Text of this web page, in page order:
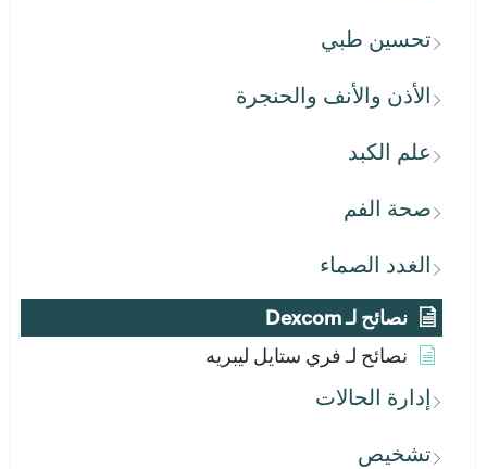
تحسين طبي
الأذن والأنف والحنجرة
علم الكبد
صحة الفم
الغدد الصماء
نصائح لـ Dexcom
نصائح لـ فري ستايل ليبريه
إدارة الحالات
تشخيص